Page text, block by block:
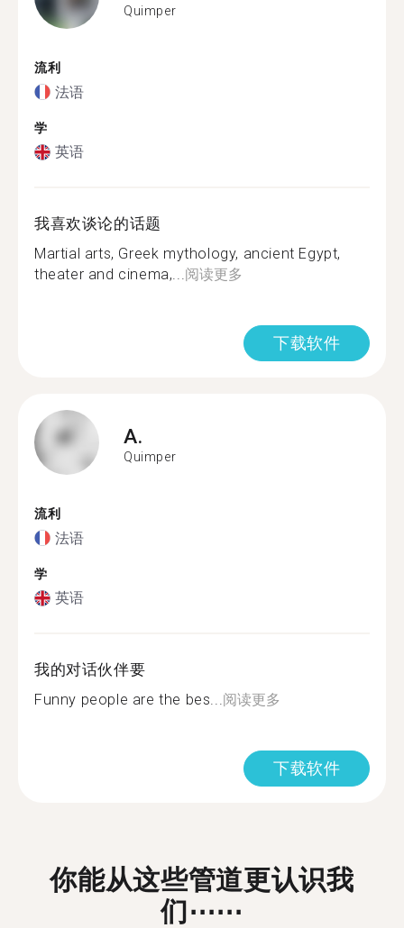
Quimper
流利
法语
学
英语
我喜欢谈论的话题
Martial arts, Greek mythology, ancient Egypt,
theater and cinema,...阅读更多
下载软件
A.
Quimper
流利
法语
学
英语
我的对话伙伴要
Funny people are the bes...阅读更多
下载软件
你能从这些管道更认识我
们⋯⋯